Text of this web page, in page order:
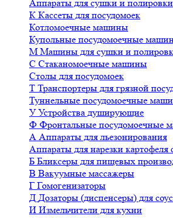
Аппараты для сушки и полировки
К Кассеты для посудомоек
Котломоечные машины
Купольные посудомоечные
М Машины для сушки и
С Стаканомоечные машины
Столы для посудомоек
Т Транспортеры для грязной
Туннельные посудомоечные
У Устройства душирующие
Ф Фронтальные посудомоечные
А Аппараты для льезонирования
Аппараты для нарезки картофеля
Б Бликсеры для пищевых
В Вакуумные массажеры
Г Гомогенизаторы
Д Дозаторы (диспенсеры) для
И Измельчители для кухни